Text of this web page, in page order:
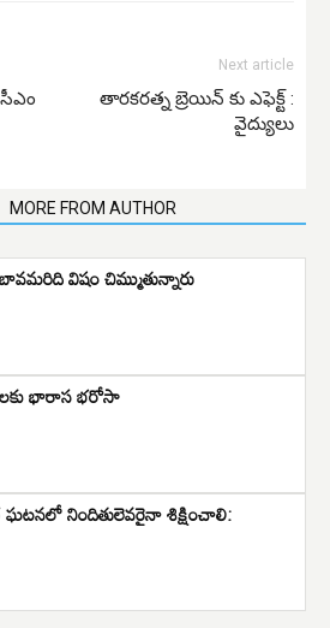
Next article
తారకరత్న బ్రెయిన్ కు ఎఫెక్ట్ :
వైద్యులు
MORE FROM AUTHOR
విషం చిమ్ముతున్నారు
భారాస భరోసా
ఘటనలో నిందితులెవరైనా శిక్షించాలి: